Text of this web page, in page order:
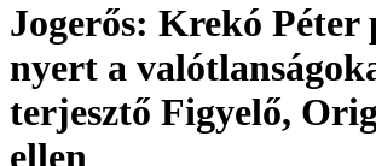
Jogerős: Krekó Péter
nyert a
terjesztő Figyelő,
ellen